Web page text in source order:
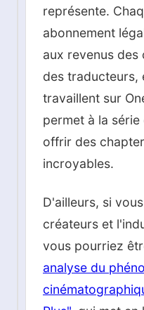
représente.
abonnement
aux revenus des
des traducteurs,
travaillent sur
permet à la
offrir des
incroyables.
D'ailleurs, si
créateurs et
vous pourriez
analyse du